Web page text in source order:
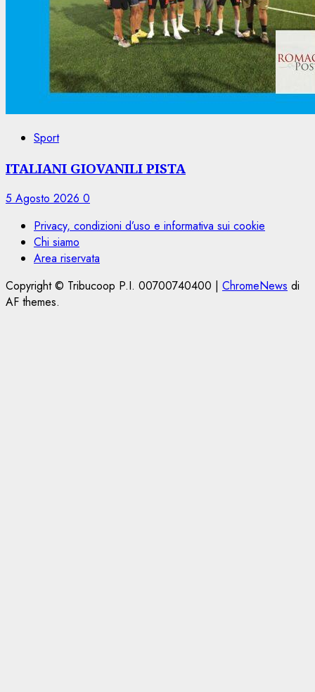
Sport
ITALIANI GIOVANILI PISTA
5 Agosto 2026 0
Privacy, condizioni d’uso e informativa sui cookie
Chi siamo
Area riservata
Copyright © Tribucoop P.I. 00700740400 | ChromeNews di
AF themes.